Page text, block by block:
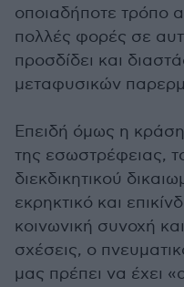
οποιαδήποτε τρόπο
πολλές φορές σε
προσδίδει και
μεταφυσικών
Επειδή όμως η
της εσωστρέφειας,
διεκδικητικού
εκρηκτικό και
κοινωνική συνοχή
σχέσεις, ο
μας πρέπει να έχει